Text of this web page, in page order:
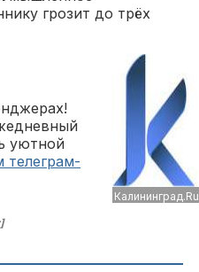
грозит до трёх
Калининград.Ru
уютной
телеграм-